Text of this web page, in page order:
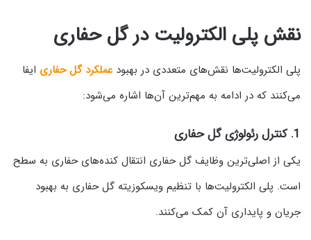
نقش پلی الکترولیت در گل حفاری
پلی الکترولیت‌ها نقش‌های متعددی در بهبود عملکرد گل حفاری ایفا
می‌کنند که در ادامه به مهم‌ترین آن‌ها اشاره می‌شود:
1. کنترل رئولوژی گل حفاری
یکی از اصلی‌ترین وظایف گل حفاری انتقال کنده‌های حفاری به سطح
است. پلی الکترولیت‌ها با تنظیم ویسکوزیته گل حفاری به بهبود
جریان و پایداری آن کمک می‌کنند.